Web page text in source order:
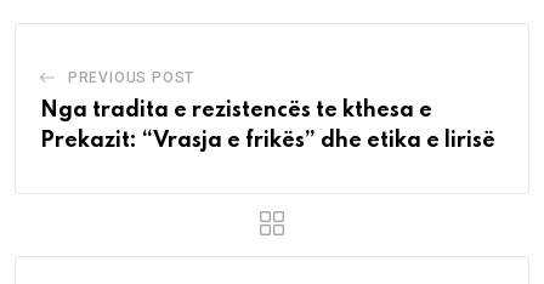
PREVIOUS POST
Nga tradita e rezistencës te kthesa e
Prekazit: “Vrasja e frikës” dhe etika e lirisë